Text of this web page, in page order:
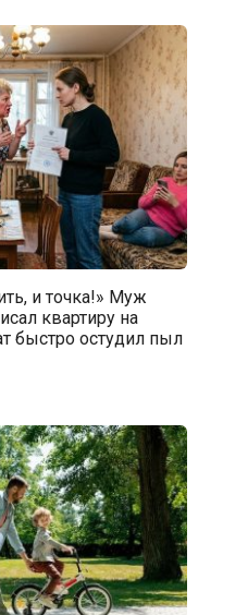
и точка!» Муж
квартиру на
быстро остудил пыл